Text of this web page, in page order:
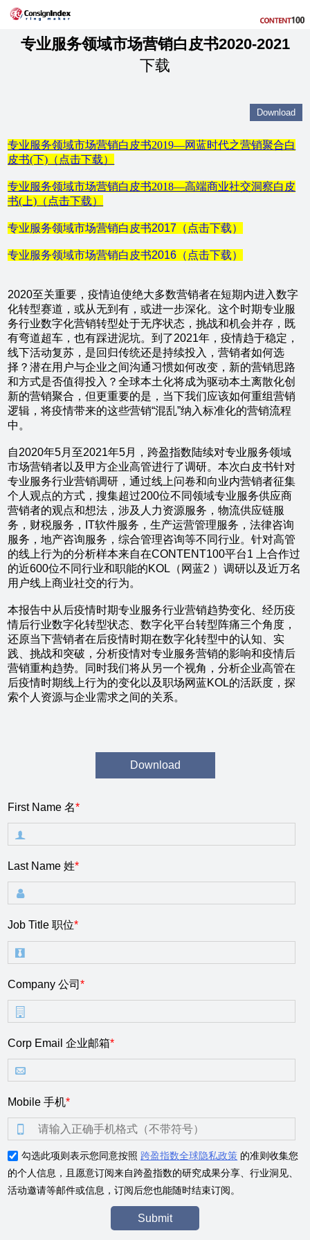
专业服务领域市场营销白皮书2020-2021
下载
专业服务领域市场营销白皮书2019—网蓝时代之营销聚合白
皮书(下)（点击下载）
专业服务领域市场营销白皮书2018—高端商业社交洞察白皮
书(上)（点击下载）
专业服务领域市场营销白皮书2017（点击下载）
专业服务领域市场营销白皮书2016（点击下载）
2020至关重要，疫情迫使绝大多数营销者在短期内进入数字
化转型赛道，或从无到有，或进一步深化。这个时期专业服
务行业数字化营销转型处于无序状态，挑战和机会并存，既
有弯道超车，也有踩进泥坑。到了2021年，疫情趋于稳定，
线下活动复苏，是回归传统还是持续投入，营销者如何选
择？潜在用户与企业之间沟通习惯如何改变，新的营销思路
和方式是否值得投入？全球本土化将成为驱动本土离散化创
新的营销聚合，但更重要的是，当下我们应该如何重组营销
逻辑，将疫情带来的这些营销“混乱”纳入标准化的营销流程
中。
自2020年5月至2021年5月，跨盈指数陆续对专业服务领域
市场营销者以及甲方企业高管进行了调研。本次白皮书针对
专业服务行业营销调研，通过线上问卷和向业内营销者征集
个人观点的方式，搜集超过200位不同领域专业服务供应商
营销者的观点和想法，涉及人力资源服务，物流供应链服
务，财税服务，IT软件服务，生产运营管理服务，法律咨询
服务，地产咨询服务，综合管理咨询等不同行业。针对高管
的线上行为的分析样本来自在CONTENT100平台1 上合作过
的近600位不同行业和职能的KOL（网蓝2 ）调研以及近万名
用户线上商业社交的行为。
本报告中从后疫情时期专业服务行业营销趋势变化、经历疫
情后行业数字化转型状态、数字化平台转型阵痛三个角度，
还原当下营销者在后疫情时期在数字化转型中的认知、实
践、挑战和突破，分析疫情对专业服务营销的影响和疫情后
营销重构趋势。同时我们将从另一个视角，分析企业高管在
后疫情时期线上行为的变化以及职场网蓝KOL的活跃度，探
索个人资源与企业需求之间的关系。
First Name 名*
Last Name 姓*
Job Title 职位*
Company 公司*
Corp Email 企业邮箱*
Mobile 手机*
勾选此项则表示您同意按照 跨盈指数全球隐私政策 的准则收集您
的个人信息，且愿意订阅来自跨盈指数的研究成果分享、行业洞见、
活动邀请等邮件或信息，订阅后您也能随时结束订阅。
Submit